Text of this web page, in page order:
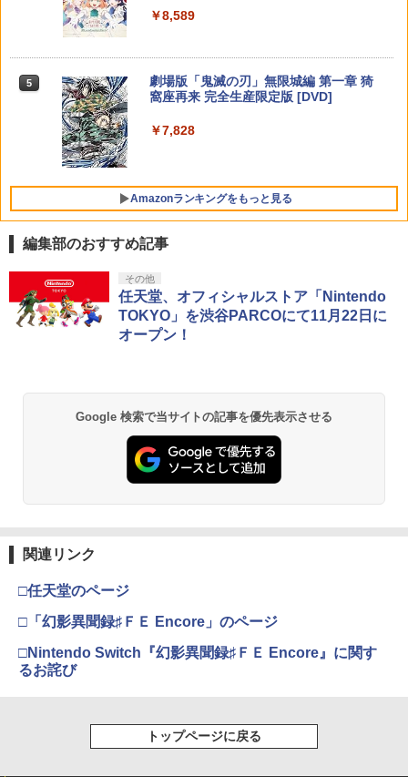
ndo Switch 2 Edition(【早期購入封入
アークシステムワークス 【Switch2】デ
￥5,740
5
【店内全品P10倍 8/4〜要エントリー】
【中古】[PS5] プラグマタ(PRAGMATA)
通常版 カプコン(20260417)
￥5,640
E【予約特典】武器パーツ「ラクーン
￥1,310
【楽天ブックス限定連動購入特典】『無
Chapter 2 (初回生産限定版)【Blu-ray】
￥17,600
5
ニンテンドープリペイド番号 5000円|オ
ンラインコード版
￥5,000
トローラー(CFI-ZCT2J)
5
Xbox プリペイドカード 5,000円 デジタ
ルコード 【旧 Xbox ギフトカード】 [オ
ンラインコード]
￥5,000
￥8,589
5
劇場版「鬼滅の刃」無限城編 第一章 猗
窩座再来 完全生産限定版 [DVD]
￥7,828
Amazonランキングをもっと見る
編集部のおすすめ記事
その他
任天堂、オフィシャルストア「Nintendo
TOKYO」を渋谷PARCOにて11月22日に
オープン！
Google 検索で当サイトの記事を優先表示させる
関連リンク
□任天堂のページ
□「幻影異聞録♯ＦＥ Encore」のページ
□Nintendo Switch『幻影異聞録♯ＦＥ Encore』に関す
るお詫び
トップページに戻る